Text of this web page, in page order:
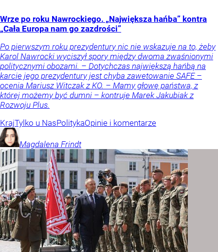
Wrze po roku Nawrockiego. „Największa hańba” kontra
„Cała Europa nam go zazdrości”
Po pierwszym roku prezydentury nic nie wskazuje na to, żeby
Karol Nawrocki wyciszył spory między dwoma zwaśnionymi
politycznymi obozami. – Dotychczas największą hańbą na
karcie jego prezydentury jest chyba zawetowanie SAFE –
ocenia Mariusz Witczak z KO. – Mamy głowę państwa, z
której możemy być dumni – kontruje Marek Jakubiak z
Rozwoju Plus.
KrajTylko u NasPolitykaOpinie i komentarze
Magdalena Frindt